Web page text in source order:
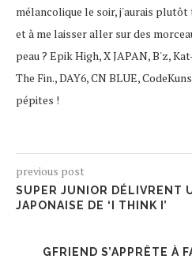
mélancolique le soir, j'aurais plutôt
et à me laisser aller sur des
peau ? Epik High, X JAPAN, B'z,
The Fin., DAY6, CN BLUE,
pépites !
previous post
SUPER JUNIOR DÉLIVRENT
JAPONAISE DE ‘I THINK I’
GFRIEND S’APPRÊTE À